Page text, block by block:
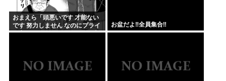
おまえら「頭悪いです 才能ない
です 努力しません なのにプライ
ド高いです ネットに偉そうな事
お盆だよ‼全員集合‼